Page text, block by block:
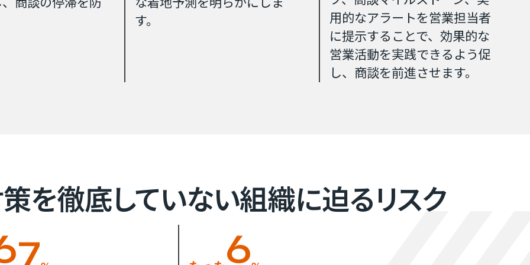
す。
用的なアラートを営業担当者
に提示することで、効果的な
営業活動を実践できるよう促
し、商談を前進させます。
策を​徹底していない​組織に​迫る​リスク
6